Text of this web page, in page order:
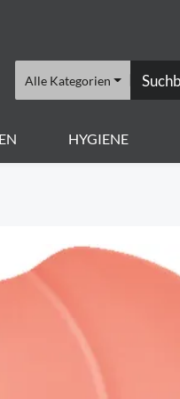
Alle Kategorien
HYGIENE